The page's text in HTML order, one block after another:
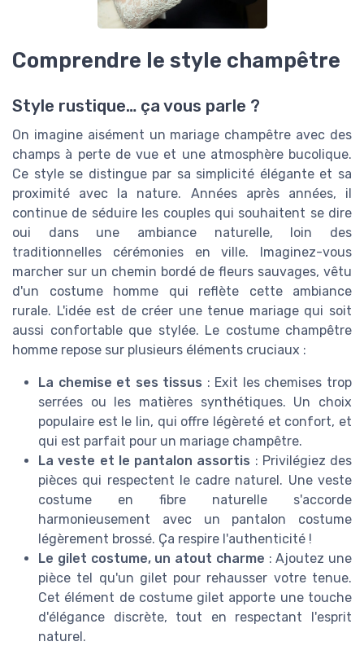
Comprendre le style champêtre
Style rustique… ça vous parle ?
On imagine aisément un mariage champêtre avec des
champs à perte de vue et une atmosphère bucolique.
Ce style se distingue par sa simplicité élégante et sa
proximité avec la nature. Années après années, il
continue de séduire les couples qui souhaitent se dire
oui dans une ambiance naturelle, loin des
traditionnelles cérémonies en ville. Imaginez-vous
marcher sur un chemin bordé de fleurs sauvages, vêtu
d'un costume homme qui reflète cette ambiance
rurale. L'idée est de créer une tenue mariage qui soit
aussi confortable que stylée. Le costume champêtre
homme repose sur plusieurs éléments cruciaux :
La chemise et ses tissus : Exit les chemises trop
serrées ou les matières synthétiques. Un choix
populaire est le lin, qui offre légèreté et confort, et
qui est parfait pour un mariage champêtre.
La veste et le pantalon assortis : Privilégiez des
pièces qui respectent le cadre naturel. Une veste
costume en fibre naturelle s'accorde
harmonieusement avec un pantalon costume
légèrement brossé. Ça respire l'authenticité !
Le gilet costume, un atout charme : Ajoutez une
pièce tel qu'un gilet pour rehausser votre tenue.
Cet élément de costume gilet apporte une touche
d'élégance discrète, tout en respectant l'esprit
naturel.